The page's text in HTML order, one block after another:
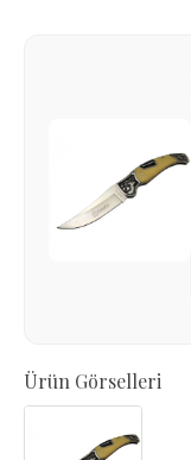
Ürün Görselleri